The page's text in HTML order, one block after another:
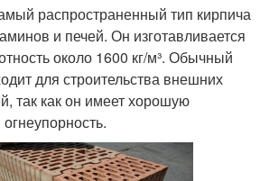
распространенный тип кирпича
и печей. Он изготавливается
около 1600 кг/м³. Обычный
для строительства внешних
так как он имеет хорошую